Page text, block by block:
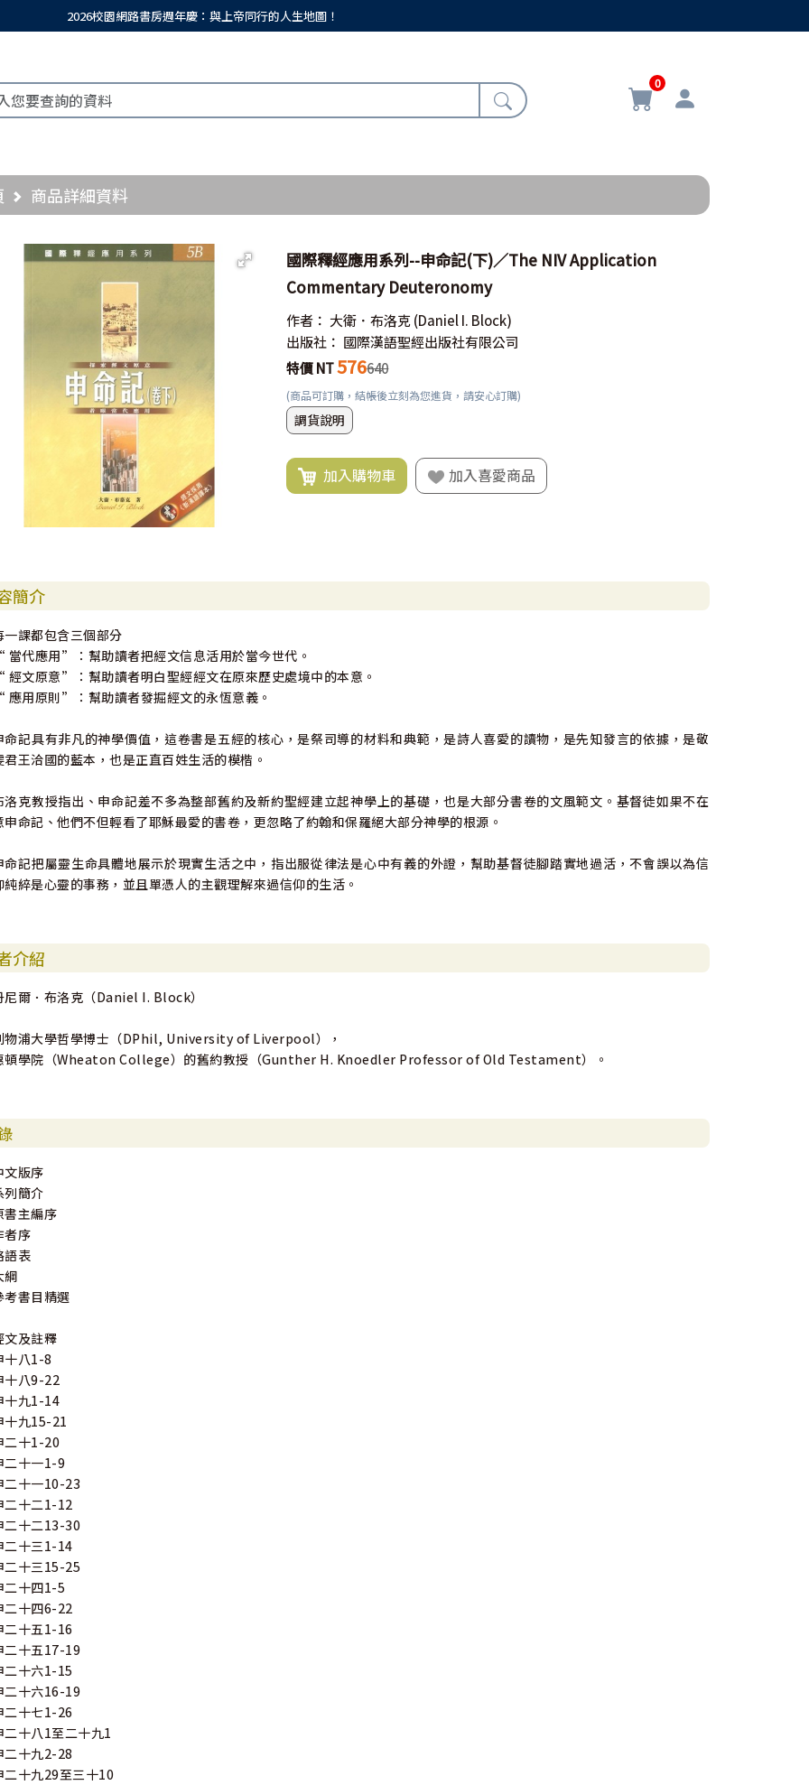
2026校園網路書房週年慶：與上帝同行的人生地圖！
0
商品詳細資料
國際釋經應用系列--申命記(下)／The NIV Application
Commentary Deuteronomy
作者： 大衛．布洛克(Daniel I. Block)
出版社： 國際漢語聖經出版社有限公司
特價 NT576640
(商品可訂購，結帳後立刻為您進貨，請安心訂購)
調貨說明
加入購物車 加入喜愛商品
簡介
一課都包含三個部分
代應用”：幫助讀者把經文信息活用於當今世代。
文原意”：幫助讀者明白聖經經文在原來歷史處境中的本意。
用原則”：幫助讀者發掘經文的永恆意義。
命記具有非凡的神學價值，這卷書是五經的核心，是祭司導的材料和典範，是詩人喜愛的讀物，是先知發言的依據，是敬
君王洽國的藍本，也是正直百姓生活的模楷。
洛克教授指出、申命記差不多為整部舊約及新約聖經建立起神學上的基礎，也是大部分書卷的文風範文。基督徒如果不在
申命記、他們不但輕看了耶穌最愛的書卷，更忽略了約翰和保羅絕大部分神學的根源。
命記把屬靈生命具體地展示於現實生活之中，指出服從律法是心中有義的外證，幫助基督徒腳踏實地過活，不會誤以為信
純綷是心靈的事務，並且單憑人的主觀理解來過信仰的生活。
介紹
尼爾．布洛克（Daniel I. Block）
物浦大學哲學博士（DPhil, University of Liverpool），
頓學院（Wheaton College）的舊約教授（Gunther H. Knoedler Professor of Old Testament）。
文版序
列簡介
書主編序
者序
語表
綱
考書目精選
文及註釋
十八1-8
十八9-22
十九1-14
十九15-21
二十1-20
二十一1-9
二十一10-23
二十二1-12
二十二13-30
二十三1-14
二十三15-25
二十四1-5
二十四6-22
二十五1-16
二十五17-19
二十六1-15
二十六16-19
二十七1-26
二十八1至二十九1
二十九2-28
二十九29至三十10